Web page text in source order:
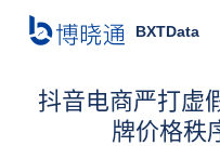
BXTData
抖音电商严打虚
牌价格秩